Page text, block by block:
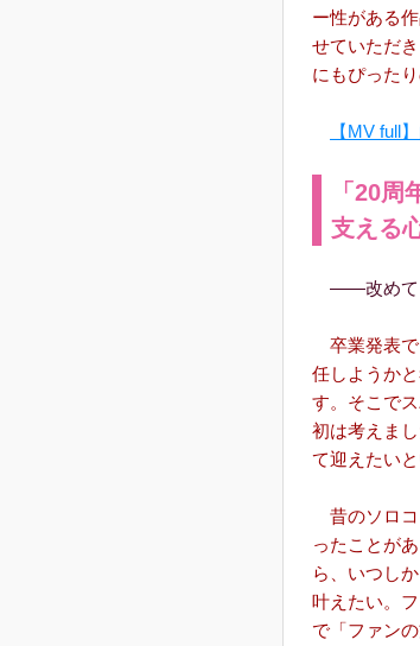
ー性がある
せていただ
にもぴった
【MV full
「20
支える
――改めて
卒業発表
任しようか
す。そこで
初は考えま
て迎えたい
昔のソロコ
ったことが
ら、いつし
叶えたい。
で「ファン